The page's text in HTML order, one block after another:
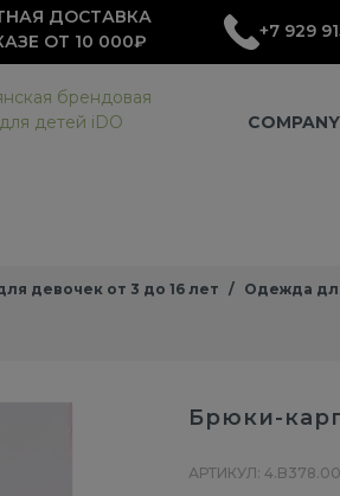
ДОСТАВКА
ОТ 10 000₽
+7 929
COMPANY
девочек от 3 до 16 лет Одежда
Брюки-
АРТИКУЛ: 4.B378.00